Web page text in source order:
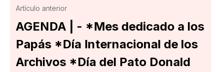
Artículo anterior
AGENDA | - *Mes dedicado a los
Papás *Día Internacional de los
Archivos *Día del Pato Donald